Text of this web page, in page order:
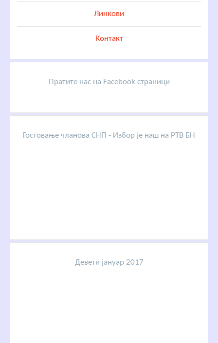
Линкови
Контакт
Пратите нас на Facebook страници
Гостовање чланова СНП - Избор је наш на РТВ БН
Девети јануар 2017